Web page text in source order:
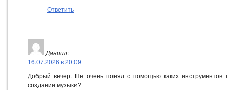
Ответить
Даниил:
16.07.2026 в 20:09
Добрый вечер. Не очень понял с помощью каких инструментов
создании музыки?